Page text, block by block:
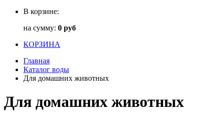
В корзине:
на сумму: 0 руб
КОРЗИНА
Главная
Каталог воды
Для домашних животных
Для домашних животных